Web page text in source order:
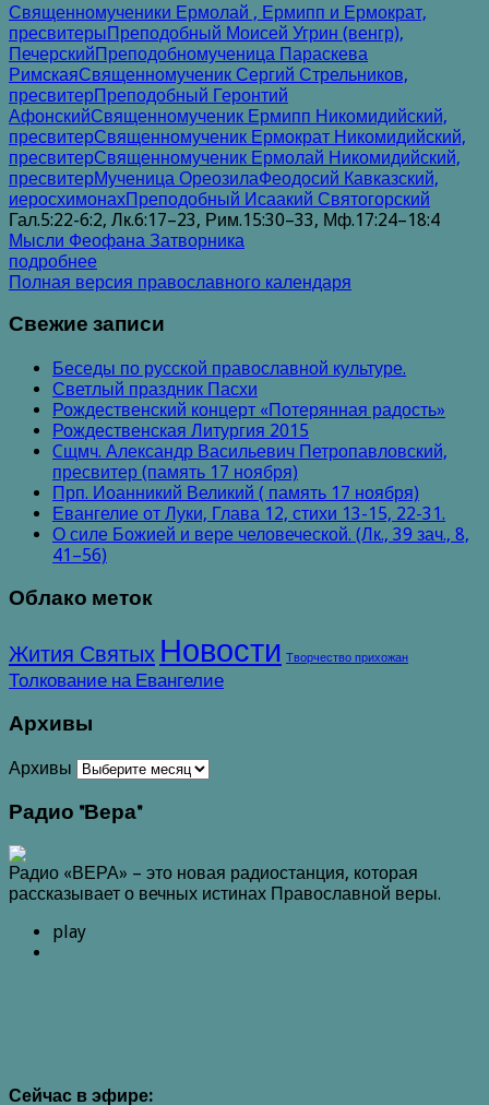
Священномученики Ермолай , Ермипп и Ермократ,
пресвитерыПреподобный Моисей Угрин (венгр),
ПечерскийПреподобномученица Параскева
РимскаяСвященномученик Сергий Стрельников,
пресвитерПреподобный Геронтий
АфонскийСвященномученик Ермипп Никомидийский,
пресвитерСвященномученик Ермократ Никомидийский,
пресвитерСвященномученик Ермолай Никомидийский,
пресвитерМученица ОреозилаФеодосий Кавказский,
иеросхимонахПреподобный Исаакий Святогорский
Гал.5:22-6:2, Лк.6:17–23, Рим.15:30–33, Мф.17:24–18:4
Мысли Феофана Затворника
подробнее
Полная версия православного календаря
Свежие записи
Беседы по русской православной культуре.
Светлый праздник Пасхи
Рождественский концерт «Потерянная радость»
Рождественская Литургия 2015
Cщмч. Александр Васильевич Петропавловский,
пресвитер (память 17 ноября)
Прп. Иоанникий Великий ( память 17 ноября)
Евангелие от Луки, Глава 12, стихи 13-15, 22-31.
О силе Божией и вере человеческой. (Лк., 39 зач., 8,
41–56)
Облако меток
Жития Святых Новости Творчество прихожан
Толкование на Евангелие
Архивы
Архивы
Радио "Вера"
Радио «ВЕРА» – это новая радиостанция, которая
рассказывает о вечных истинах Православной веры.
play
Сейчас в эфире: